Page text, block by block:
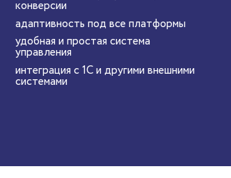
конверсии
адаптивность под все платформы
удобная и простая система
управления
интеграция с 1С и другими внешними
системами